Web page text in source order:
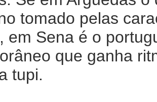
tomado pelas
em Sena é o
que ganha
tupi.